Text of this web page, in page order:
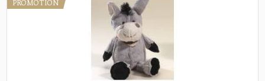
PROMOTION